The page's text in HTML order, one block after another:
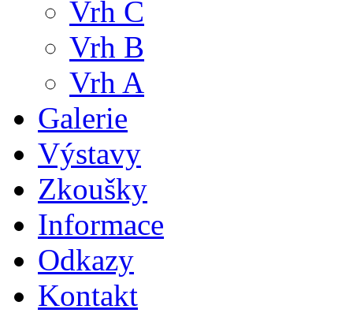
Vrh C
Vrh B
Vrh A
Galerie
Výstavy
Zkoušky
Informace
Odkazy
Kontakt